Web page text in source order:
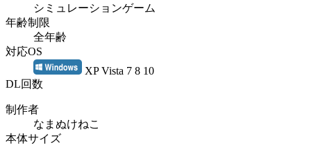
シミュレーションゲーム
年齢制限
全年齢
対応OS
XP Vista 7 8 10
DL回数
制作者
なまぬけねこ
本体サイズ